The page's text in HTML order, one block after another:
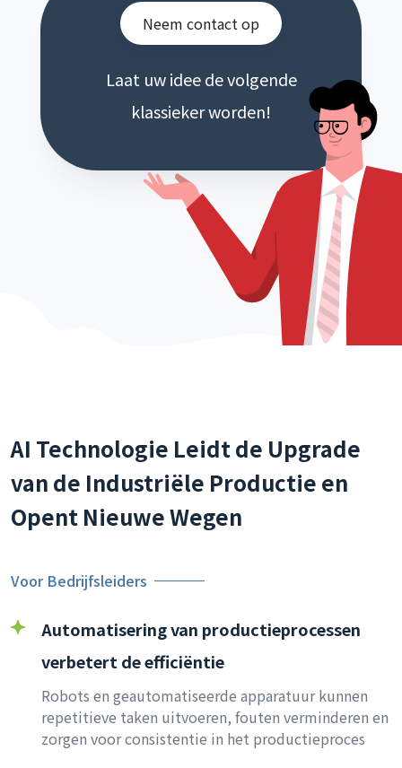
Neem contact op
Laat uw idee de volgende
klassieker worden!
AI Technologie Leidt de Upgrade
van de Industriële Productie en
Opent Nieuwe Wegen
Voor Bedrijfsleiders
Automatisering van productieprocessen
verbetert de efficiëntie
Robots en geautomatiseerde apparatuur kunnen
repetitieve taken uitvoeren, fouten verminderen en
zorgen voor consistentie in het productieproces